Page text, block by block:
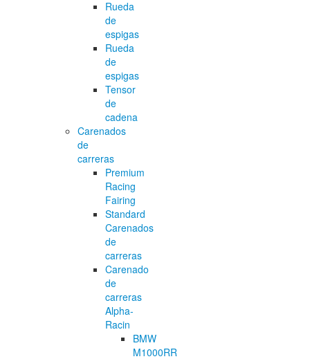
Rueda
de
espigas
Rueda
de
espigas
Tensor
de
cadena
Carenados
de
carreras
Premium
Racing
Fairing
Standard
Carenados
de
carreras
Carenado
de
carreras
Alpha-
Racin
BMW
M1000RR